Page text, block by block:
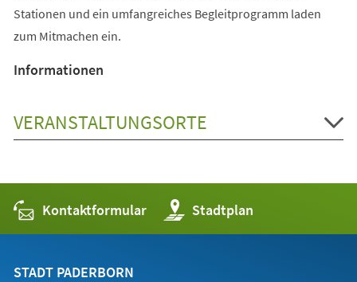
Stationen und ein umfangreiches Begleitprogramm laden
zum Mitmachen ein.
Informationen
VERANSTALTUNGSORTE
Kontaktformular Stadtplan
(Öffnet
in
einem
STADT PADERBORN